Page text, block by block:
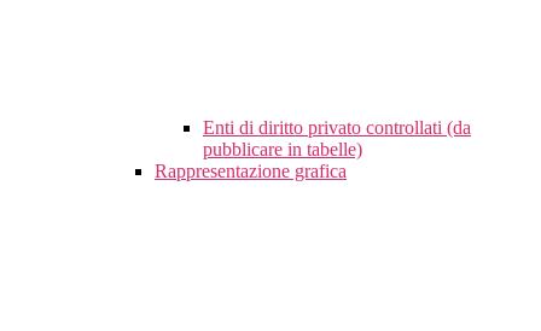
Enti di diritto privato controllati (da
pubblicare in tabelle)
Rappresentazione grafica